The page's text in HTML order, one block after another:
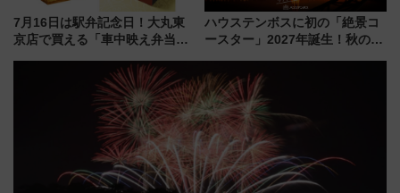
7月16日は駅弁記念日！大丸東
京店で買える「車中映え弁当」
ハウステンボスに初の「絶景コ
ースター」2027年誕生！秋の
ろも一挙紹介